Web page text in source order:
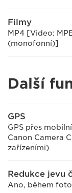
Filmy
MP4 [Video:
(monofonní)]
Další
GPS
GPS přes
Canon Camera
zařízeními)
Redukce jevu
Ano, během